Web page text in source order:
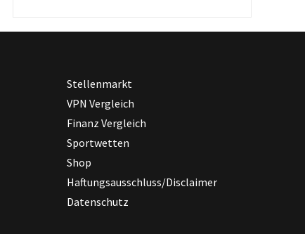
Stellenmarkt
VPN Vergleich
Finanz Vergleich
Sportwetten
Shop
Haftungsausschluss/Disclaimer
Datenschutz